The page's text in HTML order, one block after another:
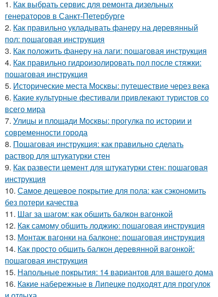
1. Как выбрать сервис для ремонта дизельных
генераторов в Санкт-Петербурге
2. Как правильно укладывать фанеру на деревянный
пол: пошаговая инструкция
3. Как положить фанеру на лаги: пошаговая инструкция
4. Как правильно гидроизолировать пол после стяжки:
пошаговая инструкция
5. Исторические места Москвы: путешествие через века
6. Какие культурные фестивали привлекают туристов со
всего мира
7. Улицы и площади Москвы: прогулка по истории и
современности города
8. Пошаговая инструкция: как правильно сделать
раствор для штукатурки стен
9. Как развести цемент для штукатурки стен: пошаговая
инструкция
10. Самое дешевое покрытие для пола: как сэкономить
без потери качества
11. Шаг за шагом: как обшить балкон вагонкой
12. Как самому обшить лоджию: пошаговая инструкция
13. Монтаж вагонки на балконе: пошаговая инструкция
14. Как просто обшить балкон деревянной вагонкой:
пошаговая инструкция
15. Напольные покрытия: 14 вариантов для вашего дома
16. Какие набережные в Липецке подходят для прогулок